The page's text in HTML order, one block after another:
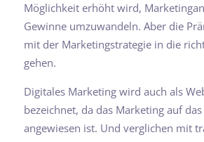
Möglichkeit erhöht wird,
Gewinne umzuwandeln. Aber die
mit der Marketingstrategie in die
gehen.
Digitales Marketing wird auch als
bezeichnet, da das Marketing auf
angewiesen ist. Und verglichen mit